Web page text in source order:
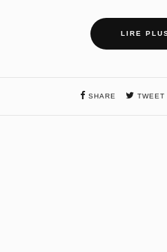
LIRE
SHARE TWEET